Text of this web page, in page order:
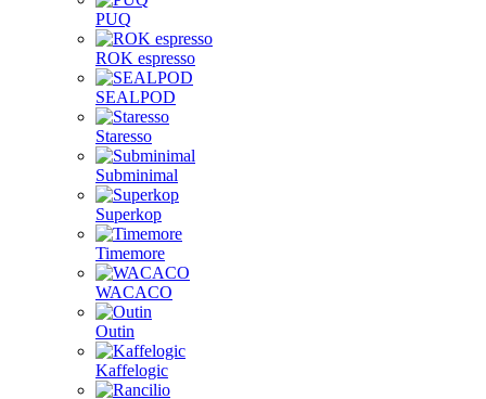
PUQ
ROK espresso
SEALPOD
Staresso
Subminimal
Superkop
Timemore
WACACO
Outin
Kaffelogic